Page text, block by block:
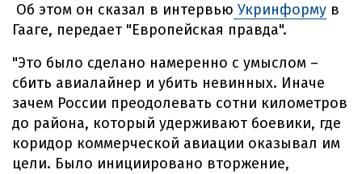
Об этом он сказал в интервью Укринформу в
Гааге, передает "Европейская правда".
"Это было сделано намеренно с умыслом –
сбить авиалайнер и убить невинных. Иначе
зачем России преодолевать сотни километров
до района, который удерживают боевики, где
коридор коммерческой авиации оказывал им
цели. Было инициировано вторжение,